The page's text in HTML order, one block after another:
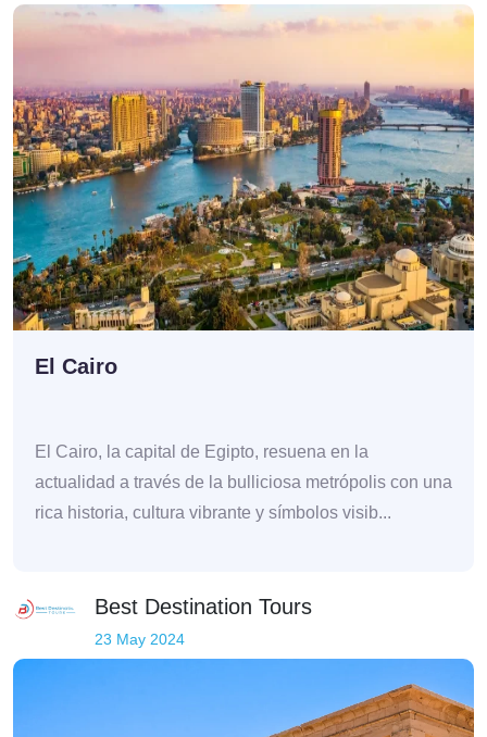
El Cairo
El Cairo, la capital de Egipto, resuena en la
actualidad a través de la bulliciosa metrópolis con una
rica historia, cultura vibrante y símbolos visib...
Best Destination Tours
23 May 2024